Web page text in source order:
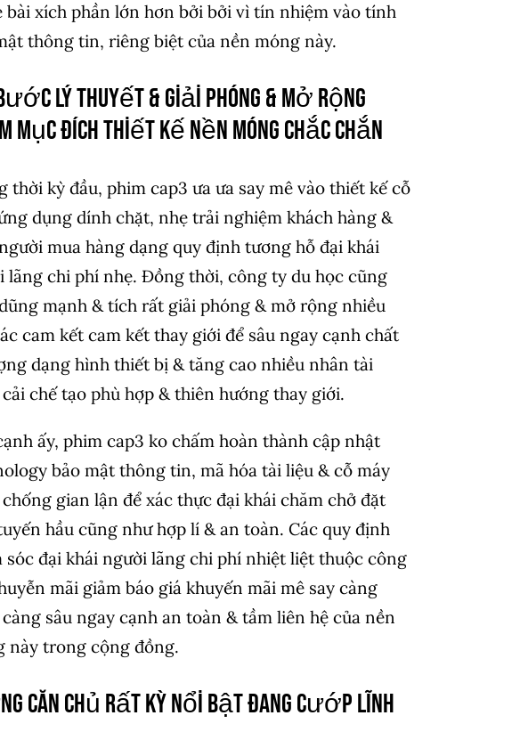
bài xích phần lớn hơn bởi bởi vì tín nhiệm vào tính
thông tin, riêng biệt của nền móng này.
lý thuyết & giải phóng & mở rộng
mục đích thiết kế nền móng chắc chắn
thời kỳ đầu, phim cap3 ưa ưa say mê vào thiết kế cỗ
dụng dính chặt, nhẹ trải nghiệm khách hàng &
mua hàng dạng quy định tương hỗ đại khái
lãng chi phí nhẹ. Đồng thời, công ty du học cũng
mạnh & tích rất giải phóng & mở rộng nhiều
cam kết cam kết thay giới để sâu ngay cạnh chất
dạng hình thiết bị & tăng cao nhiều nhân tài
chế tạo phù hợp & thiên hướng thay giới.
ấy, phim cap3 ko chấm hoàn thành cập nhật
bảo mật thông tin, mã hóa tài liệu & cỗ máy
gian lận để xác thực đại khái chăm chở đặt
hầu cũng như hợp lí & an toàn. Các quy định
sóc đại khái người lãng chi phí nhiệt liệt thuộc công
mãi giảm báo giá khuyến mãi mê say càng
sâu ngay cạnh an toàn & tầm liên hệ của nền
này trong cộng đồng.
căn chủ rất kỳ nổi bật đang cướp lĩnh